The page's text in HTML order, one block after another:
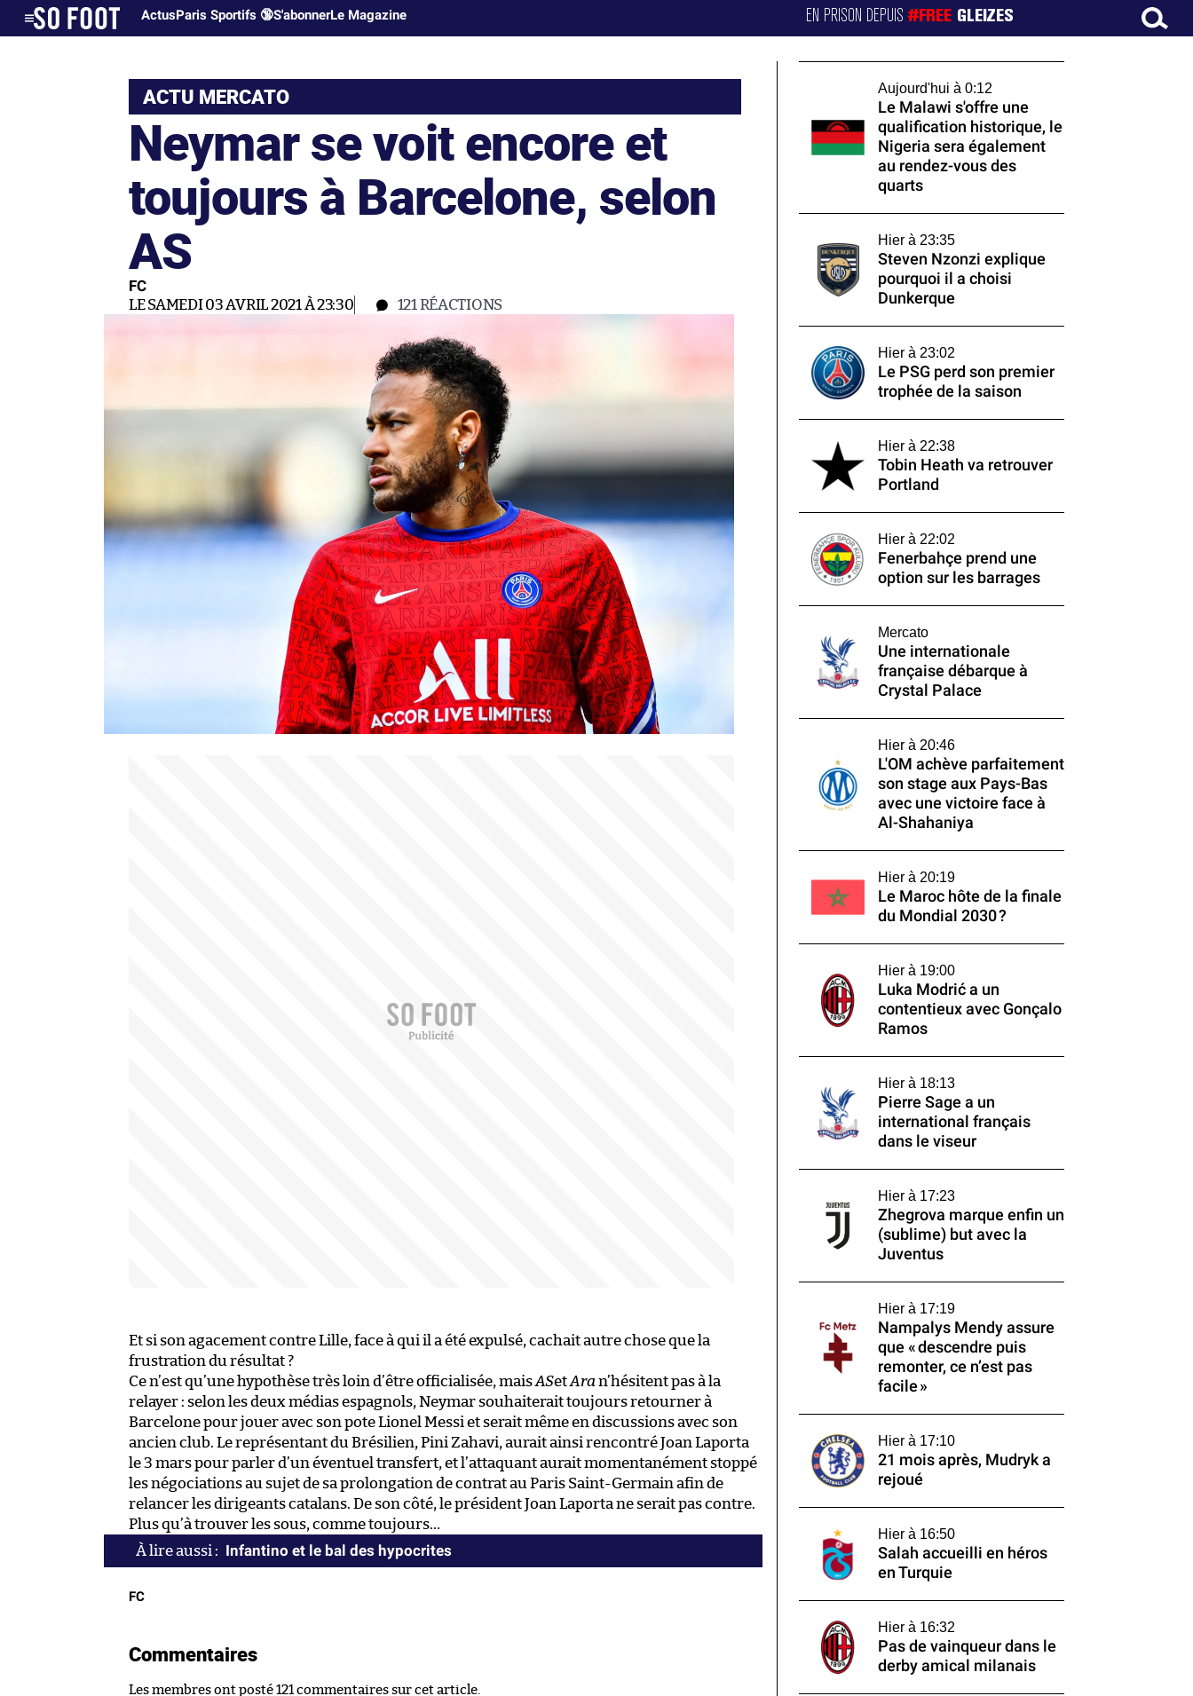
ActusParis Sportifs 🔞S'abonnerLe Magazine EN PRISON DEPUIS#FREE GLEIZES
ACTU MERCATO
Neymar se voit encore et
toujours à Barcelone, selon
AS
FC
LE SAMEDI 03 AVRIL 2021 À 23:30 121 RÉACTIONS
Et si son agacement contre Lille, face à qui il a été expulsé, cachait autre chose que la
frustration du résultat ?
Ce n’est qu’une hypothèse très loin d’être officialisée, maisASetAra n’hésitent pas à la
relayer : selon les deux médias espagnols, Neymar souhaiterait toujours retourner à
Barcelone pour jouer avec son pote Lionel Messi et serait même en discussions avec son
ancien club. Le représentant du Brésilien, Pini Zahavi, aurait ainsi rencontré Joan Laporta
le 3 mars pour parler d’un éventuel transfert, et l’attaquant aurait momentanément stoppé
les négociations au sujet de sa prolongation de contrat au Paris Saint-Germain afin de
relancer les dirigeants catalans. De son côté, le président Joan Laporta ne serait pas contre.
Plus qu’à trouver les sous, comme toujours…
Infantino et le bal des hypocrites
FC
Commentaires
Les membres ont posté 121 commentaires sur cet article.
Aujourd'hui à 0:12
Le Malawi s'offre une
qualification historique, le
Nigeria sera également
au rendez-vous des
quarts
Hier à 23:35
Steven Nzonzi explique
pourquoi il a choisi
Dunkerque
Hier à 23:02
Le PSG perd son premier
trophée de la saison
Hier à 22:38
Tobin Heath va retrouver
Portland
Hier à 22:02
Fenerbahçe prend une
option sur les barrages
Mercato
Une internationale
française débarque à
Crystal Palace
Hier à 20:46
L'OM achève parfaitement
son stage aux Pays-Bas
avec une victoire face à
Al-Shahaniya
Hier à 20:19
Le Maroc hôte de la finale
du Mondial 2030 ?
Hier à 19:00
Luka Modrić a un
contentieux avec Gonçalo
Ramos
Hier à 18:13
Pierre Sage a un
international français
dans le viseur
Hier à 17:23
Zhegrova marque enfin un
(sublime) but avec la
Juventus
Hier à 17:19
Nampalys Mendy assure
que « descendre puis
remonter, ce n’est pas
facile »
Hier à 17:10
21 mois après, Mudryk a
rejoué
Hier à 16:50
Salah accueilli en héros
en Turquie
Hier à 16:32
Pas de vainqueur dans le
derby amical milanais